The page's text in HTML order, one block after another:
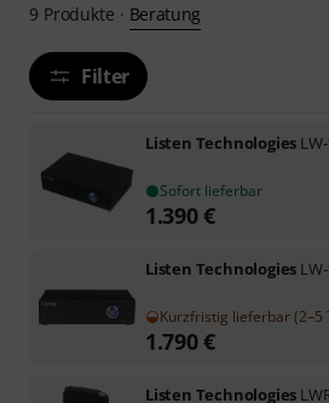
9 Produkte · Beratung
Filter
Listen Technologies
Sofort lieferbar
1.390€
Listen Technologies
Kurzfristig lieferbar (2–5
1.790€
Listen Technologies